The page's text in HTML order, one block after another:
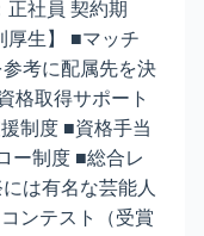
正社員 契約期
厚生】 ■マッチ
考に配属先を決
格取得サポート
制度 ■資格手当
ー制度 ■総合レ
は有名な芸能人
ンテスト（受賞